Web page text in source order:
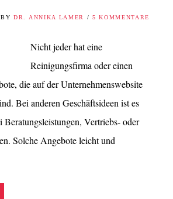
BYDR. ANNIKA LAMER / 5 KOMMENTARE
Nicht jeder hat eine
Reinigungsfirma oder einen
die auf der Unternehmenswebsite
Bei anderen Geschäftsideen ist es
Beratungsleistungen, Vertriebs- oder
Solche Angebote leicht und